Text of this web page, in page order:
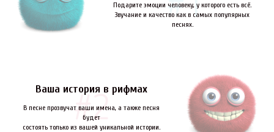
Подарите эмоции человеку, у которого есть всё.
Звучание и качество как в самых популярных
песнях.
Ваша история в рифмах
В песне прозвучат ваши имена, а также песня
будет
состоять только из вашей уникальной истории.